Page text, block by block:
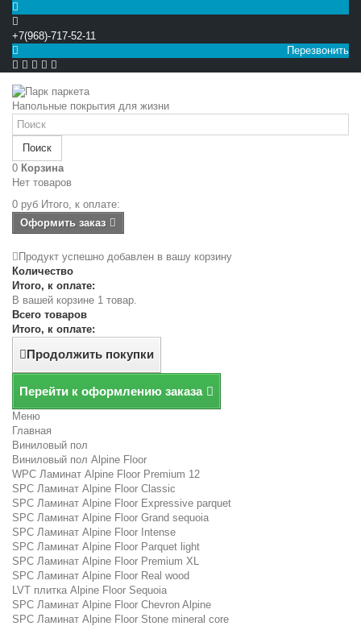
+7(968)-717-52-11
Перезвонить
 
Напольные покрытия для жизни
Поиск
0 Корзина
Нет товаров
0 руб Итого, к оплате:
Оформить заказ
Продукт успешно добавлен в вашу корзину
Количество
Итого, к оплате:
В вашей корзине 1 товар.
Всего товаров
Итого, к оплате:
Продолжить покупки
Перейти к оформлению заказа
Меню
Главная
Виниловый пол
Виниловый пол Alpine Floor
WPC Ламинат Alpine Floor Premium 12
SPC Ламинат Alpine Floor Classic
SPC Ламинат Alpine Floor Expressive parquet
SPC Ламинат Alpine Floor Grand sequoia
SPC Ламинат Alpine Floor Intense
SPC Ламинат Alpine Floor Parquet light
SPC Ламинат Alpine Floor Premium XL
SPC Ламинат Alpine Floor Real wood
LVT плитка Alpine Floor Sequoia
SPC Ламинат Alpine Floor Chevron Alpine
SPC Ламинат Alpine Floor Stone mineral core